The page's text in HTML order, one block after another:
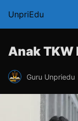
UnpriEdu
Anak TKW
Guru Unpriedu